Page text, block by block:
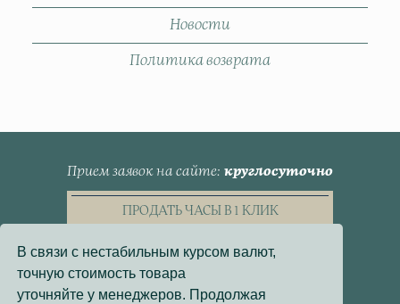
Новости
Политика возврата
Прием заявок на сайте круглосуточно
ПРОДАТЬ ЧАСЫ В 1 КЛИК
В связи с нестабильным курсом валют,
точную стоимость товара
уточняйте у менеджеров. Продолжая